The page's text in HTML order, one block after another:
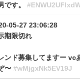
です。
05-27 23:06:28
期限切れ
ンド募集してますー vc
〜 #wMjgxNk5EV19J